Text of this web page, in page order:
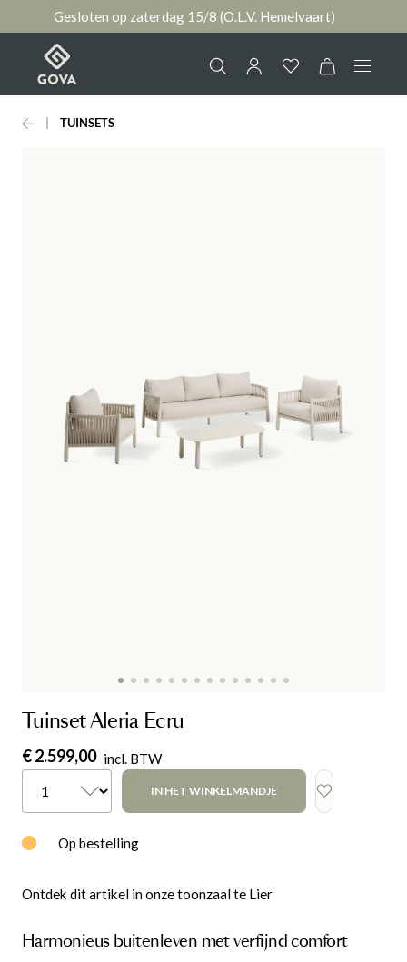
Gesloten op zaterdag 15/8 (O.L.V. Hemelvaart)
Collectie
TUINSETS
Tuinset Aleria Ecru
€ 2.599,00 incl. BTW
IN HET WINKELMANDJE
Op bestelling
Ontdek dit artikel in onze toonzaal te Lier
Harmonieus buitenleven met verfijnd comfort